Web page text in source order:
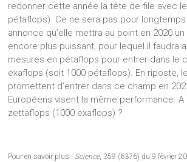
redonner cette année la tête de file avec
pétaflops). Ce ne sera pas pour longtemps
annonce qu’elle mettra au point en 2020
encore plus puissant, pour lequel il faudra
mesures en pétaflops pour entrer dans le
exaflops (soit 1000 pétaflops). En riposte,
promettent d’entrer dans ce champ en
Européens visent la même performance. A
zettaflops (1000 exaflops) ?
Pour en savoir plus : Science, 359 (6376) du 9 février